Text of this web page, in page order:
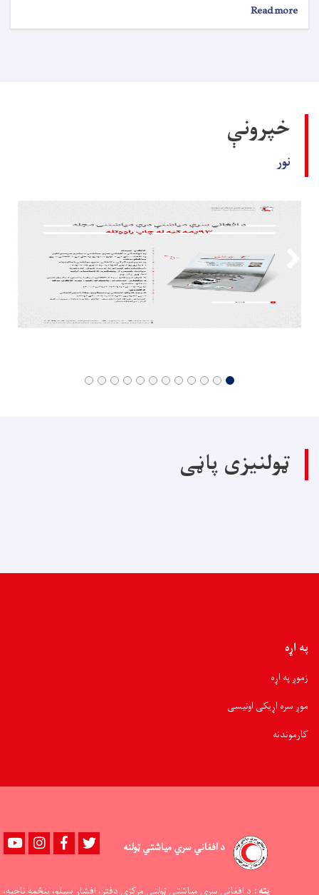
Read more
د
خپرونې
نور
ټولنیزی پاڼی
په اړه
زموږ په اړه
موږ سره اړیکی اونیسی
کارموندنه
د افغاني سري میاشتي ټولنه YoutubeinstagramFacebook Twitter
پته : د افغاني سرې میاشتې ټولنې مرکزی دفتر، افشار سیلو، پنځمه ناحیه،